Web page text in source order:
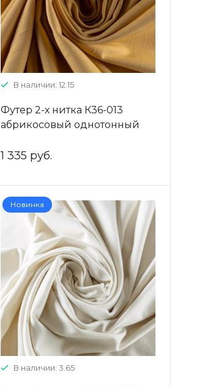
В наличии: 12.15
Футер 2-х нитка К36-013
абрикосовый однотонный
1 335 руб.
Новинка
В наличии: 3.65